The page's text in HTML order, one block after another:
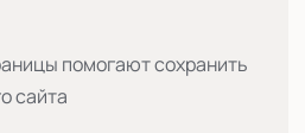
помогают сохранить
сайта